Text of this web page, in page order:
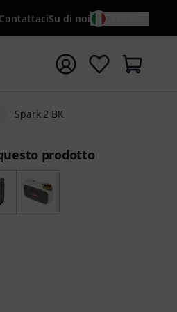
ContattaciSu di noi
di ricerca {searchTerm}
Spark 2 BK
prodotto